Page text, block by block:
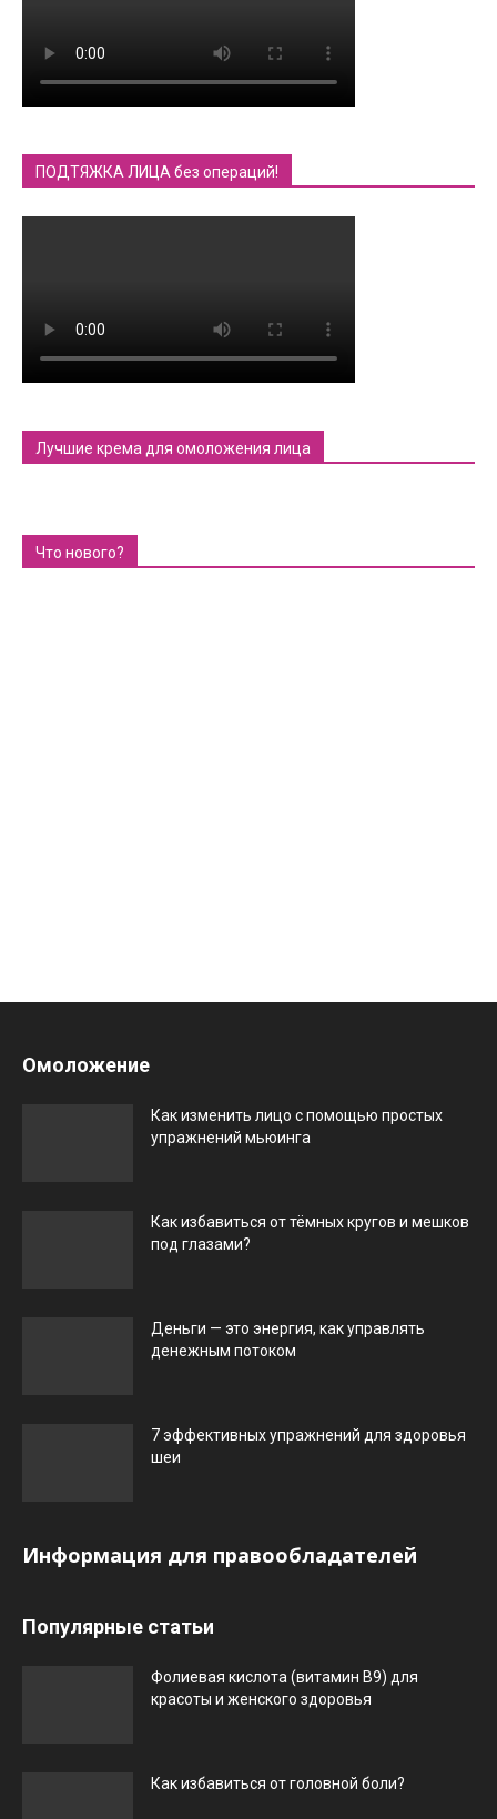
ПОДТЯЖКА ЛИЦА без операций!
Лучшие крема для омоложения лица
Что нового?
Омоложение
Как изменить лицо с помощью простых
упражнений мьюинга
Как избавиться от тёмных кругов и мешков
под глазами?
Деньги — это энергия, как управлять
денежным потоком
7 эффективных упражнений для здоровья
шеи
Информация для правообладателей
Популярные статьи
Фолиевая кислота (витамин В9) для
красоты и женского здоровья
Как избавиться от головной боли?